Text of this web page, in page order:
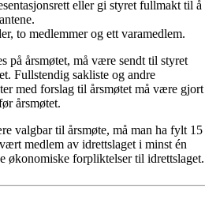
eller gi styret fullmakt til å
to medlemmer og ett varamedlem.
på årsmøtet, må være sendt til styret
Fullstendig sakliste og andre
med forslag til årsmøtet må være gjort
årsmøtet.
valgbar til årsmøte, må man ha fylt 15
medlem av idrettslaget i minst én
økonomiske forpliktelser til idrettslaget.